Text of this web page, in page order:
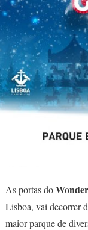
As portas do
Lisboa, vai decorrer
maior parque de